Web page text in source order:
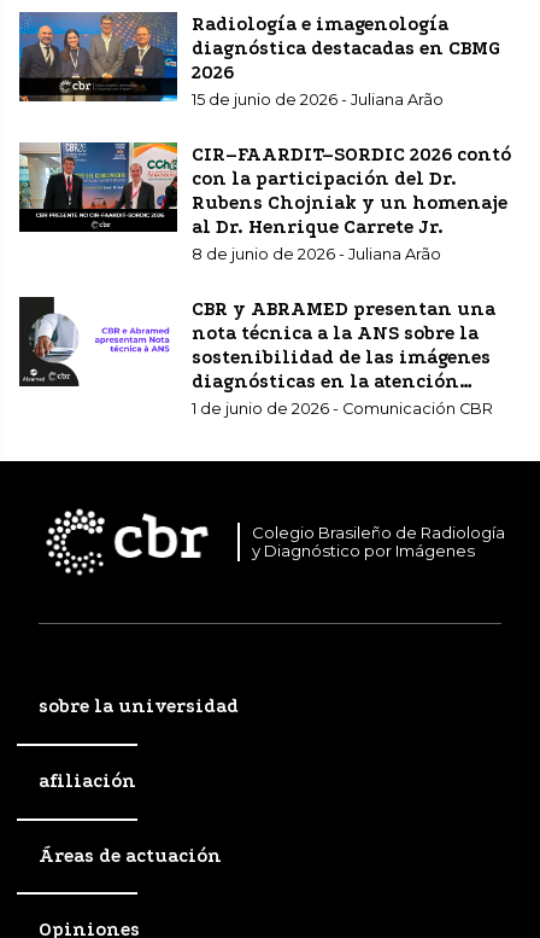
Radiología e imagenología
diagnóstica destacadas en CBMG
2026
15 de junio de 2026 - Juliana Arão
CIR–FAARDIT–SORDIC 2026 contó
con la participación del Dr.
Rubens Chojniak y un homenaje
al Dr. Henrique Carrete Jr.
8 de junio de 2026 - Juliana Arão
CBR y ABRAMED presentan una
nota técnica a la ANS sobre la
sostenibilidad de las imágenes
diagnósticas en la atención
sanitaria complementaria.
1 de junio de 2026 - Comunicación CBR
Colegio Brasileño de Radiología
y Diagnóstico por Imágenes
sobre la universidad
afiliación
Áreas de actuación
Opiniones